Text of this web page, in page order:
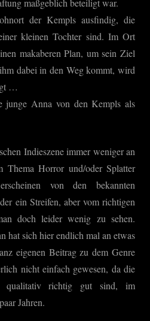
maßgeblich beteiligt war.
der Kempls ausfindig, die
kleinen Tochter sind. Im Ort
makaberen Plan, um sein Ziel
dabei in den Weg kommt, wird
…
Anna von den Kempls als
Indieszene immer weniger an
Horror und/oder Splatter
von den bekannten
ein Streifen, aber vom richtigen
doch leider wenig zu sehen.
hat sich hier endlich mal an etwas
eigenen Beitrag zu dem Genre
nicht einfach gewesen, da die
qualitativ richtig gut sind, im
Jahren.